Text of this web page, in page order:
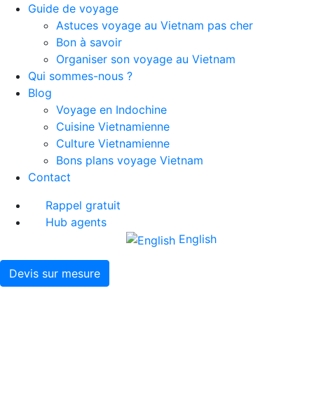
Guide de voyage
Astuces voyage au Vietnam pas cher
Bon à savoir
Organiser son voyage au Vietnam
Qui sommes-nous ?
Blog
Voyage en Indochine
Cuisine Vietnamienne
Culture Vietnamienne
Bons plans voyage Vietnam
Contact
Rappel gratuit
Hub agents
English
Devis sur mesure